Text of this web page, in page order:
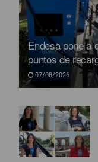
Endesa pone a
puntos de
07/08/2026